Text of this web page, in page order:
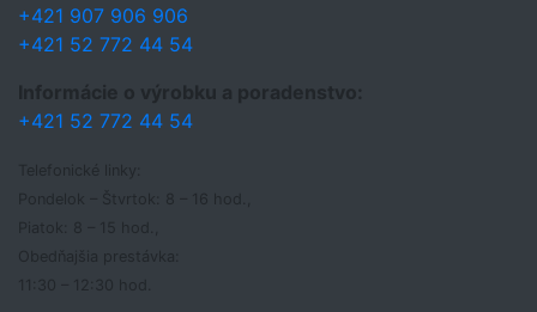
+421 907 906 906
+421 52 772 44 54
Informácie o výrobku a poradenstvo:
+421 52 772 44 54
Pondelok – Štvrtok: 8 – 16 hod.,
Piatok: 8 – 15 hod.,
Obedňajšia prestávka: